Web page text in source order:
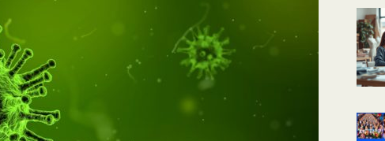
ПЛАНИРОВАНИЕ